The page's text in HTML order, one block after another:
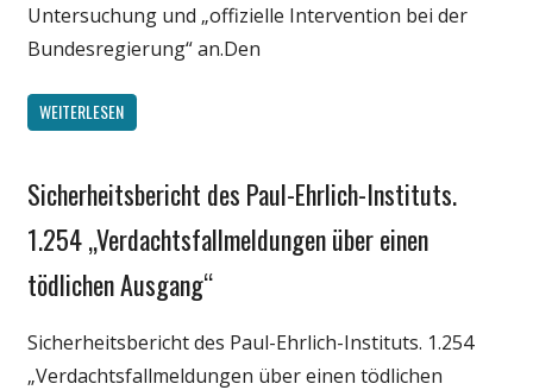
Untersuchung und „offizielle Intervention bei der
Bundesregierung“ an.Den
WEITERLESEN
Gesellschaft
Wirtschaft
Wissenschaft
Sicherheitsbericht des Paul-Ehrlich-Instituts.
1.254 „Verdachtsfallmeldungen über einen
tödlichen Ausgang“
Sicherheitsbericht des Paul-Ehrlich-Instituts. 1.254
„Verdachtsfallmeldungen über einen tödlichen